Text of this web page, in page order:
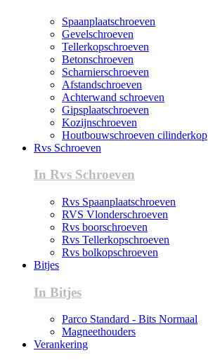
Spaanplaatschroeven
Gevelschroeven
Tellerkopschroeven
Betonschroeven
Scharnierschroeven
Afstandschroeven
Achterwand schroeven
Gipsplaatschroeven
Kozijnschroeven
Houtbouwschroeven cilinderkop
Rvs Schroeven
In Rvs Schroeven
Rvs Spaanplaatschroeven
RVS Vlonderschroeven
Rvs boorschroeven
Rvs Tellerkopschroeven
Rvs bolkopschroeven
Bitjes
In Bitjes
Parco Standard - Bits Normaal
Magneethouders
Verankering